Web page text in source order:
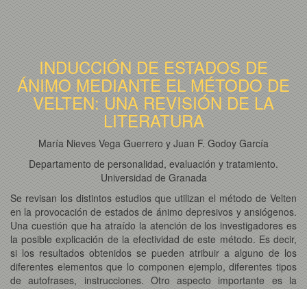
INDUCCIÓN DE ESTADOS DE
ÁNIMO MEDIANTE EL MÉTODO DE
VELTEN: UNA REVISIÓN DE LA
LITERATURA
María Nieves Vega Guerrero y Juan F. Godoy García
Departamento de personalidad, evaluación y tratamiento.
Universidad de Granada
Se revisan los distintos estudios que utilizan el método de Velten
en la provocación de estados de ánimo depresivos y ansiógenos.
Una cuestión que ha atraído la atención de los investigadores es
la posible explicación de la efectividad de este método. Es decir,
si los resultados obtenidos se pueden atribuir a alguno de los
diferentes elementos que lo componen ejemplo, diferentes tipos
de autofrases, instrucciones. Otro aspecto importante es la